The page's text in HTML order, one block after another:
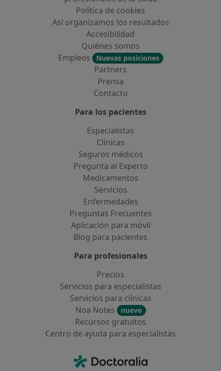
Política de cookies
Así organizamos los resultados
Accesibilidad
Quiénes somos
Empleos
Nuevas posiciones
Partners
Prensa
Contacto
Para los pacientes
Especialistas
Clínicas
Seguros médicos
Pregunta al Experto
Medicamentos
Servicios
Enfermedades
Preguntas Frecuentes
Aplicación para móvil
Blog para pacientes
Para profesionales
Precios
Servicios para especialistas
Servicios para clínicas
Noa Notes
nuevo
Recursos gratuitos
Centro de ayuda para especialistas
Doctoralia - Página de inicio